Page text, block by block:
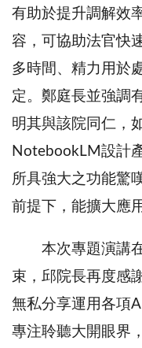
有助於提升調解效
容，可協助法官快
多時間、精力用於
定。鄭庭長並強調
明其與該院同仁，
NotebookLM設計
所具強大之功能驚
前提下，能擴大應
本次專題演講在
束，邱院長再度感
無私分享運用各項
專注聆聽大開眼界